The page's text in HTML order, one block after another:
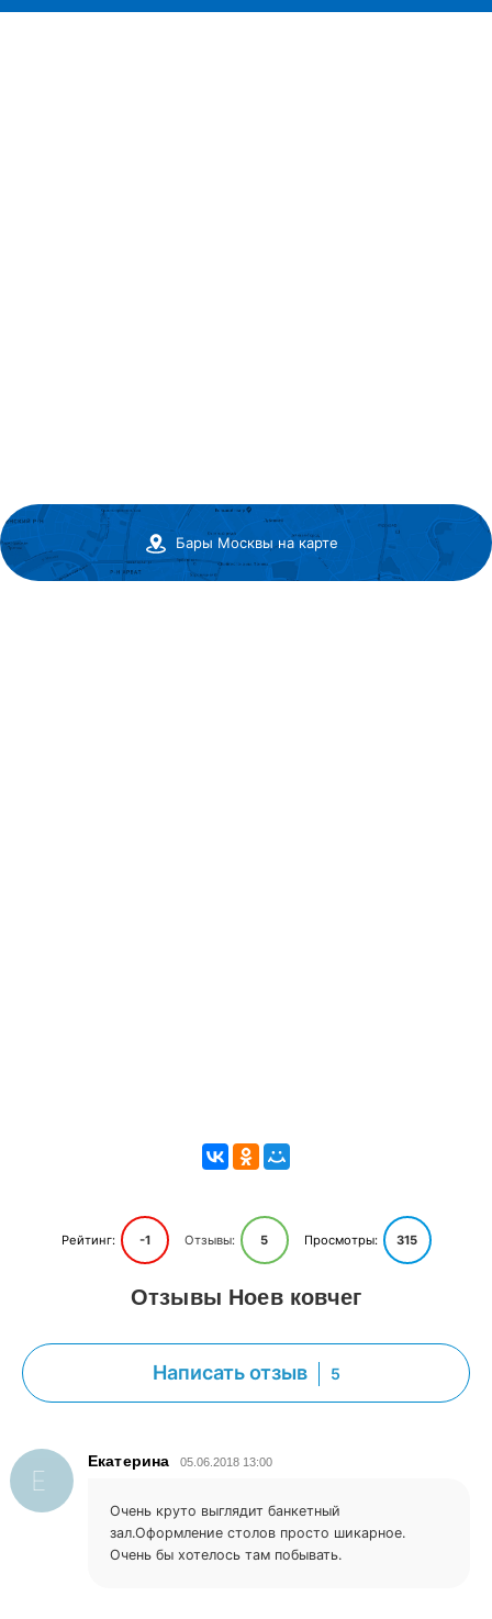
Бары Москвы на карте
Рейтинг: -1 Отзывы: 5 Просмотры: 315
Отзывы Ноев ковчег
Написать отзыв 5
Екатерина 05.06.2018 13:00
Очень круто выглядит банкетный
зал.Оформление столов просто шикарное.
Очень бы хотелось там побывать.